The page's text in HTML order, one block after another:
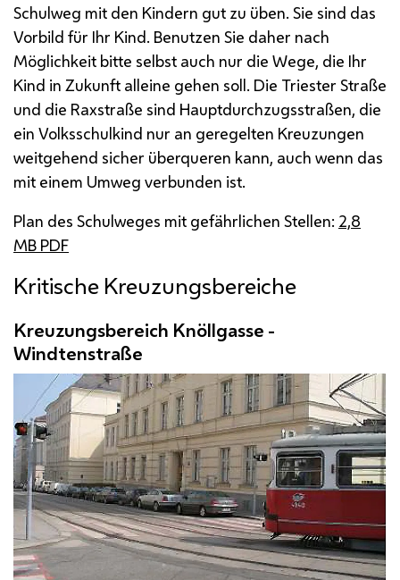
Schulweg mit den Kindern gut zu üben. Sie sind das
Vorbild für Ihr Kind. Benutzen Sie daher nach
Möglichkeit bitte selbst auch nur die Wege, die Ihr
Kind in Zukunft alleine gehen soll. Die Triester Straße
und die Raxstraße sind Hauptdurchzugsstraßen, die
ein Volksschulkind nur an geregelten Kreuzungen
weitgehend sicher überqueren kann, auch wenn das
mit einem Umweg verbunden ist.
Plan des Schulweges mit gefährlichen Stellen: 2,8
MB PDF
Kritische Kreuzungsbereiche
Kreuzungsbereich Knöllgasse -
Windtenstraße